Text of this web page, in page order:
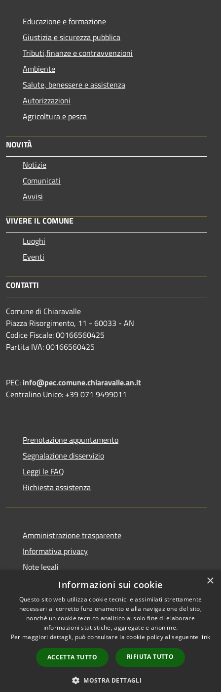
Educazione e formazione
Giustizia e sicurezza pubblica
Tributi,finanze e contravvenzioni
Ambiente
Salute, benessere e assistenza
Autorizzazioni
Agricoltura e pesca
NOVITÀ
Notizie
Comunicati
Avvisi
VIVERE IL COMUNE
Luoghi
Eventi
CONTATTI
Comune di Chiaravalle
Piazza Risorgimento, 11 - 60033 - AN
Codice Fiscale: 00166560425
Partita IVA: 00166560425
PEC: info@pec.comune.chiaravalle.an.it
Centralino Unico: +39 071 9499011
Prenotazione appuntamento
Segnalazione disservizio
Leggi le FAQ
Richiesta assistenza
Amministrazione trasparente
Informativa privacy
Note legali
Dichiarazione di accessibilità
RSS
Accessibilità
Copyright © 2026 • Comune di
Municipium•
Accesso
redazione
×
Informazioni sui cookie
Questo sito web utilizza cookie tecnici e assimilati strettamente
necessari al corretto funzionamento e alla navigazione del sito,
nonché un cookie tecnico analitico al solo fine di elaborare
informazioni statistiche, aggregate e anonime.
Per maggiori dettagli, può consultare la cookie policy al seguente link
ACCETTA TUTTO RIFIUTA TUTTO
MOSTRA DETTAGLI